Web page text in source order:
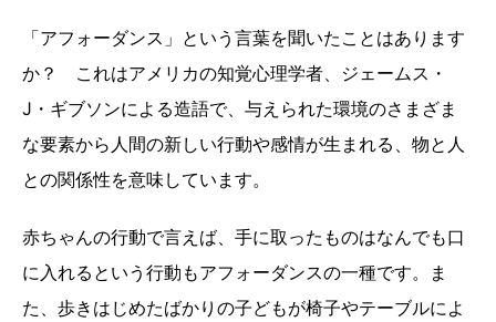
「アフォーダンス」という言葉を聞いたことはあります
か？ これはアメリカの知覚心理学者、ジェームス・
J・ギブソンによる造語で、与えられた環境のさまざま
な要素から人間の新しい行動や感情が生まれる、物と人
との関係性を意味しています。
赤ちゃんの行動で言えば、手に取ったものはなんでも口
に入れるという行動もアフォーダンスの一種です。ま
た、歩きはじめたばかりの子どもが椅子やテーブルによ